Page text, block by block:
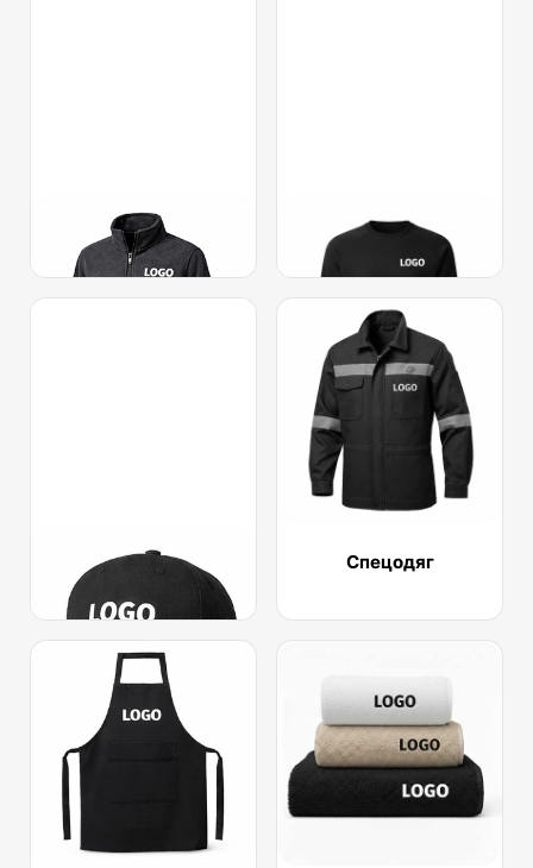
Фліски Світшоти
Кепки
Спецодяг